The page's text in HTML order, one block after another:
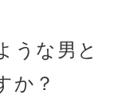
うな男と
か？